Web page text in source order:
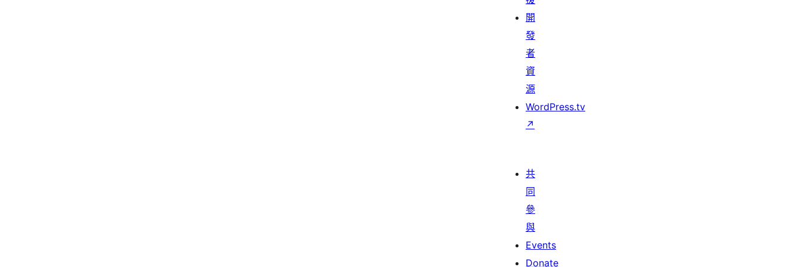
開
發
者
資
源
WordPress.tv
↗
共
同
參
與
Events
Donate